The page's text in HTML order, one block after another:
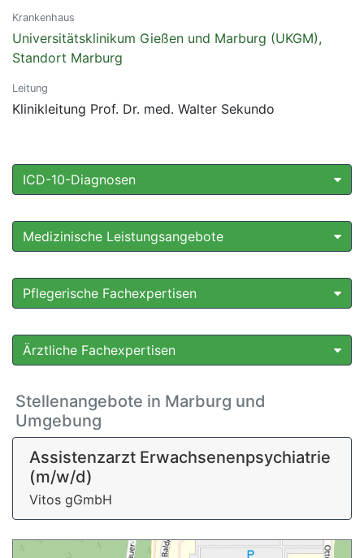
Krankenhaus
Universitätsklinikum Gießen und Marburg (UKGM),
Standort Marburg
Leitung
Klinikleitung Prof. Dr. med. Walter Sekundo
ICD-10-Diagnosen
Medizinische Leistungsangebote
Pflegerische Fachexpertisen
Ärztliche Fachexpertisen
Stellenangebote in Marburg und
Umgebung
Assistenzarzt Erwachsenenpsychiatrie
(m/w/d)
Vitos gGmbH